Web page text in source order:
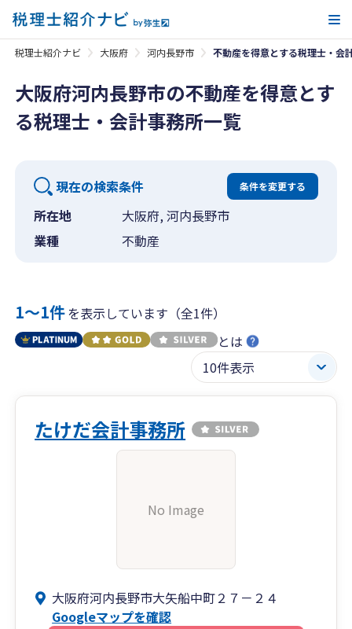
税理士紹介ナビ 大阪府 河内長野市 不動産を得意とする税理士・会
大阪府河内長野市の不動産を得意とす
る税理士・会計事務所一覧
現在の検索条件 条件を変更する
所在地
大阪府, 河内長野市
業種
不動産
1〜1件を表示しています（全1件）
とは
たけだ会計事務所
No Image
大阪府河内長野市大矢船中町２７－２４
Googleマップを確認